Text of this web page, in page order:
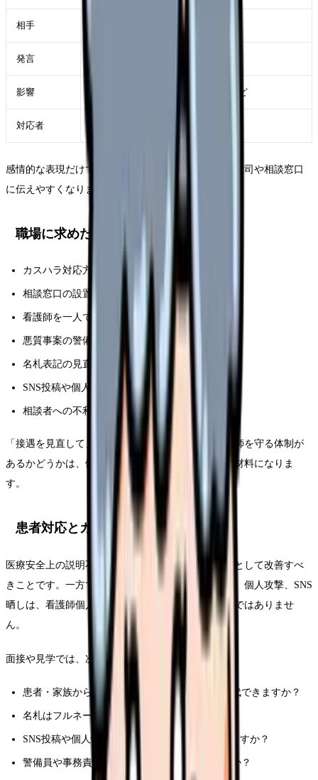
相手 患者本人、家族、代理人など
発言
影響 業務中断、休憩不可、不眠、動悸など
対応者
感情的な表現だけでなく、客観的な記録を残すと、上司や相談窓口
に伝えやすくなります。
職場に求めたい対応
カスハラ対応方針の明文化
相談窓口の設置
看護師を一人で対応させないルール
悪質事案の警備・法務・警察連携
名札表記の見直し
SNS投稿や個人情報晒しへの対応
相談者への不利益取扱い禁止
「接遇を見直して」で終わる職場は危険です。看護師を守る体制が
あるかどうかは、働き続けられる職場かを判断する材料になりま
す。
患者対応とカスハラ対応を分ける
医療安全上の説明不足や待ち時間への不満は、病院として改善すべ
きことです。一方で、人格否定、威圧、長時間拘束、個人攻撃、SNS
晒しは、看護師個人の接遇努力だけで解決する問題ではありませ
ん。
面接や見学では、次のように聞くと具体的です。
患者・家族からの暴言時、現場看護師は誰に交代できますか？
名札はフルネームですか、名字のみですか？
SNS投稿や個人情報晒しへの対応ルールはありますか？
警備員や事務責任者が介入する基準はありますか？